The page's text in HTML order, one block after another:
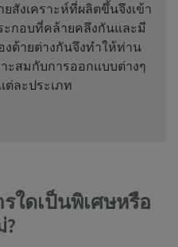
ยสังเคราะห์ที่ผลิตขึ้นจึงเข้า
กอบที่คล้ายคลึงกันและมี
งด้ายต่างกันจึงทำให้ท่าน
ะสมกับการออกแบบต่างๆ
ต่ละประเภท
ใดเป็นพิเศษหรือ
?